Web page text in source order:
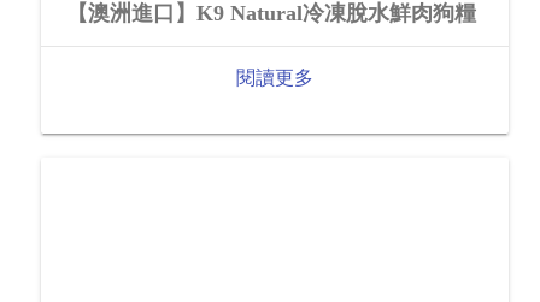
【澳洲進口】K9 Natural冷凍脫水鮮肉狗糧
閱讀更多